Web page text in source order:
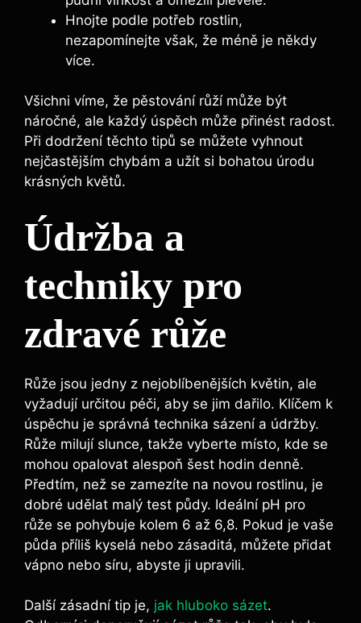
Hnojte ⁤podle potřeb rostlin,
nezapomínejte‌ však, že ‌méně ⁤je někdy⁤
více.
Všichni ‌víme, ⁤že⁣ pěstování růží může ‍být
⁣náročné, ale každý úspěch‌ může přinést radost.⁢
Při dodržení těchto tipů se ⁤můžete vyhnout⁤
nejčastějším chybám a⁤ užít⁤ si bohatou úrodu
krásných květů.
Údržba a
techniky ⁢pro
zdravé růže
Růže jsou⁢ jedny z nejoblíbenějších⁢ květin, ale⁣
vyžadují ​určitou ‍péči,⁤ aby ⁤se jim dařilo. ‍Klíčem k
úspěchu je správná technika ⁣sázení a údržby.
Růže⁢ milují slunce, takže vyberte místo, kde ⁤se
mohou‌ opalovat alespoň šest hodin denně.
Předtím, než se zamezíte na novou rostlinu, je
dobré udělat malý ⁢test⁣ půdy. Ideální pH‌ pro
růže⁣ se pohybuje kolem 6 ⁣až 6,8.⁣ Pokud​ je vaše⁤
půda ⁣příliš ⁤kyselá nebo zásaditá, můžete⁣ přidat
vápno nebo‌ síru, abyste ji upravili.
Další zásadní tip‌ je, jak hluboko sázet.